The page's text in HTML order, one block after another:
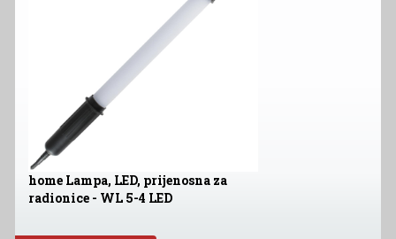
home Lampa, LED, prijenosna za
radionice - WL 5-4 LED